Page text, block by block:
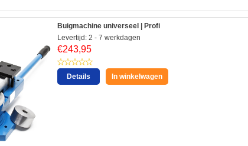
Buigmachine universeel | Profi
Levertijd: 2 - 7 werkdagen
€243,95
Details In winkelwagen